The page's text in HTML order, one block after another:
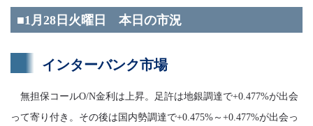
■1月28日火曜日 本日の市況
インターバンク市場
無担保コールO/N金利は上昇。足許は地銀調達で+0.477%が出会
って寄り付き。その後は国内勢調達で+0.475%～+0.477%が出会っ